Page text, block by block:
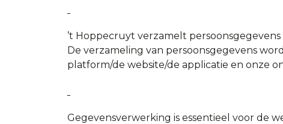
’t Hoppecruyt verzamelt
De verzameling van persoonsgegevens
platform/de website/de applicatie en onze
Gegevensverwerking is essentieel voor de